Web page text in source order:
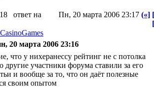
ответ на
Пн, 20 марта 2006 23:17 («]
20 марта 2006 23:16
что у нихеранессу рейтинг не с потолка
другие участники форума ставили за его
и вообще за то, что он даёт полезные
своим опытом